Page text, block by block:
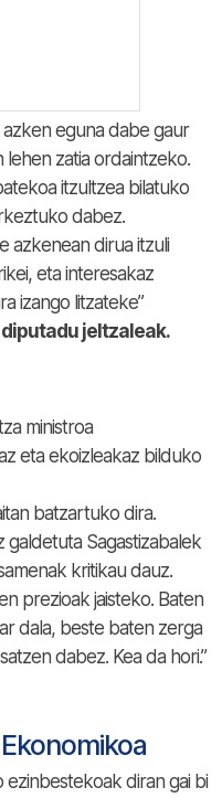
eguna dabe gaur
lehen zatia ordaintzeko.
itzultzea bilatuko
dabez.
azkenean dirua itzuli
eta interesakaz
izango litzateke”
jeltzaleak.
ministroa
eta ekoizleakaz bilduko
batzartuko dira.
Sagastizabalek
kritikau dauz.
prezioak jaisteko. Baten
dala, beste baten zerga
dabez. Kea da hori.”
ezinbestekoak diran gai bi